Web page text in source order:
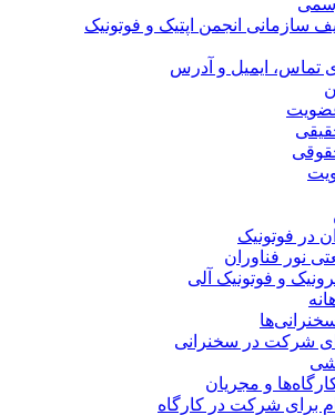
انجمن اپتیک و فوتونیک
ایمیل و آدرس
در فوتونیک
فناوران
و فوتونیک آلی
شرکت در سخنرانی
و مجریان
برای شرکت در کارگاه